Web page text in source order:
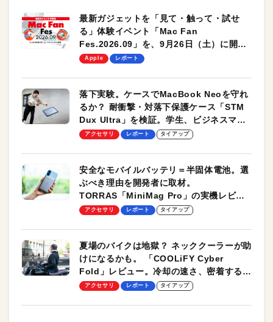
最新ガジェットを「見て・触って・試せ
る」体験イベント「Mac Fan
Fes.2026.09」を、9月26日（土）に開催
します！
Apple レポート
落下実験。ケースでMacBook Neoを守れ
るか？ 耐衝撃・対落下保護ケース「STM
Dux Ultra」を検証。学生、ビジネスマン
のモバイルユースに最適！
アクセサリ レポート タイアップ
安全なモバイルバッテリ＝半固体電池。選
ぶべき理由を開発者に取材。
TORRAS「MiniMag Pro」の実機レビュ
ーも
アクセサリ レポート タイアップ
夏場のバイクは地獄？ ネッククーラーが助
けになるかも。 「COOLiFY Cyber
Fold」レビュー。冷却の速さ、密着する冷
却プレート、シンプルな操作性がグッド！
アクセサリ レポート タイアップ